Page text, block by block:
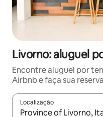
Livorno: aluguel
Encontre aluguel por
Airbnb e faça sua reserva
Localização
Quando os resultados